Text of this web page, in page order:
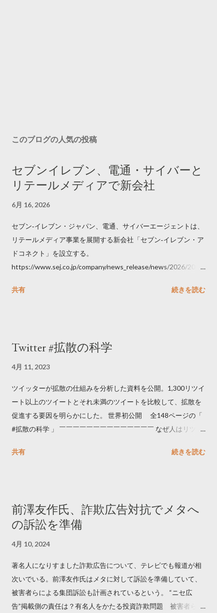
このブログの人気の投稿
セブンイレブン、電通・サイバーと
リテールメディアで新会社
6月 16, 2026
セブン‐イレブン・ジャパン、電通、サイバーエージェントは、
リテールメディア事業を展開する新会社「セブン‐イレブン・ア
ドコネクト」を設立する。
https://www.sej.co.jp/company/news_release/news/2026/2026
共有
続きを読む
Twitter #拡散の科学
4月 11, 2023
ツイッターが拡散の仕組みを分析した資料を公開。1,300リツイ
ート以上のツイートとそれ未満のツイートを比較して、拡散を
促進する要因を明らかにした。 世界初公開 全148ページの「
#拡散の科学 」 ￣￣￣￣￣￣￣￣￣￣￣￣￣￣ なぜ人はリツイ
学しました。 ー バズの目安は1300リツイート ー 人は16の熱量
トするのか？ https://marketing.twitter.com/ja/insights/kakusan
共有 続きを読む
前澤友作氏、詐欺広告対抗でメタへ
の訴訟を準備
4月 10, 2024
著名人になりすました詐欺広告について、テレビでも報道が相
次いでいる。前澤友作氏はメタに対して訴訟を準備していて、
被害者らによる集団訴訟も計画されているという。 “ニセ広
告”掲載側の責任は？有名人をかたる投資詐欺問題 被害者らが